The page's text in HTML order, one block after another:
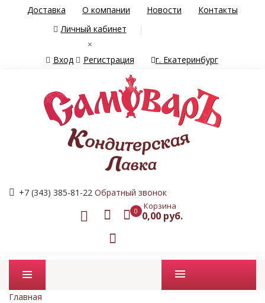
Доставка О компании Новости
Контакты
Личный кабинет
×
Вход
Регистрация г. Екатеринбург
+7 (343) 385-81-22 Обратный звонок
0 Корзина
0,00 руб.
Промо товары
Главная